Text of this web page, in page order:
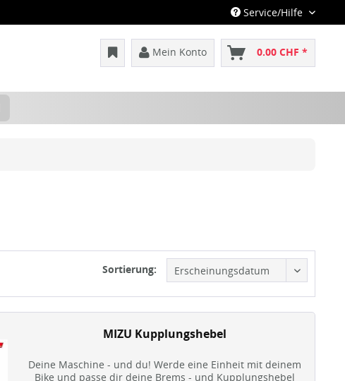
Service/Hilfe
Mein Konto 0.00 CHF *
Sortierung:
MIZU Kupplungshebel
Deine Maschine - und du! Werde eine Einheit mit deinem
Bike und passe dir deine Brems - und Kupplungshebel